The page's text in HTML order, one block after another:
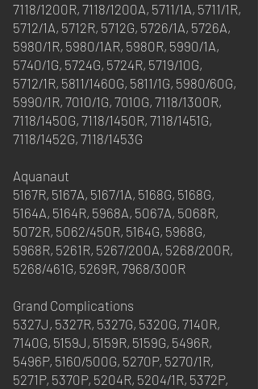
7118/1200R, 7118/1200A, 5711/1A, 5711/1R,
5712/1A, 5712R, 5712G, 5726/1A, 5726A,
5980/1R, 5980/1AR, 5980R, 5990/1A,
5740/1G, 5724G, 5724R, 5719/10G,
5712/1R, 5811/1460G, 5811/1G, 5980/60G,
5990/1R, 7010/1G, 7010G, 7118/1300R,
7118/1450G, 7118/1450R, 7118/1451G,
7118/1452G, 7118/1453G
Aquanaut
5167R, 5167A, 5167/1A, 5168G, 5168G,
5164A, 5164R, 5968A, 5067A, 5068R,
5072R, 5062/450R, 5164G, 5968G,
5968R, 5261R, 5267/200A, 5268/200R,
5268/461G, 5269R, 7968/300R
Grand Complications
5327J, 5327R, 5327G, 5320G, 7140R,
7140G, 5159J, 5159R, 5159G, 5496R,
5496P, 5160/500G, 5270P, 5270/1R,
5271P, 5370P, 5204R, 5204/1R, 5372P,